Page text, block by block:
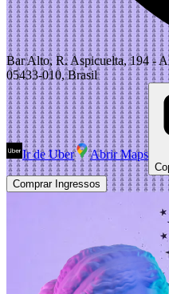
Bar Alto, R. Aspicuelta, 194 -
05433-010, Brasil
Ir de Uber Abrir Maps
Comprar Ingressos